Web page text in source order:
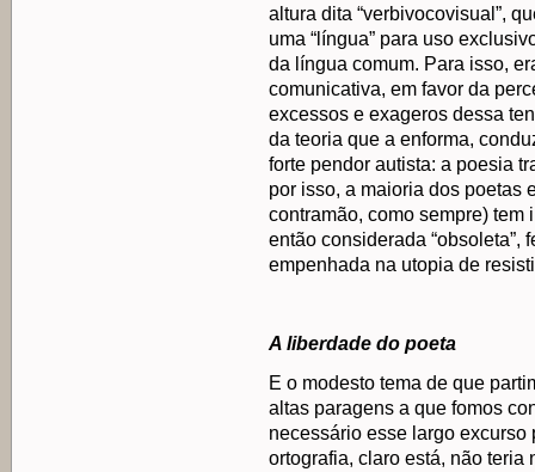
altura dita “verbivocovisual”,
uma “língua” para uso
da língua comum. Para isso,
comunicativa, em favor da
excessos e exageros dessa
da teoria que a enforma,
forte pendor autista: a poesia
por isso, a maioria dos poetas
contramão, como sempre)
então considerada
empenhada na utopia de
A liberdade do poeta
E o modesto tema de que
altas paragens a que fomos
necessário esse largo excurso
ortografia, claro está, não teria